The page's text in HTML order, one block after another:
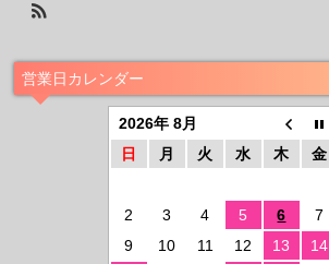
営業日カレンダー
2026年 8月
日
月 火 水 木 金
2
3 4 5 6 7
9
10 11 12 13 14